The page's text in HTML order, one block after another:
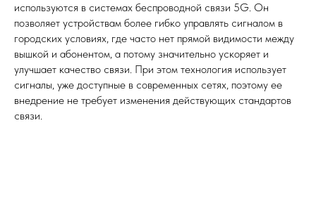
используются в системах беспроводной связи 5G. Он
позволяет устройствам более гибко управлять сигналом в
городских условиях, где часто нет прямой видимости между
вышкой и абонентом, а потому значительно ускоряет и
улучшает качество связи. При этом технология использует
сигналы, уже доступные в современных сетях, поэтому ее
внедрение не требует изменения действующих стандартов
связи.